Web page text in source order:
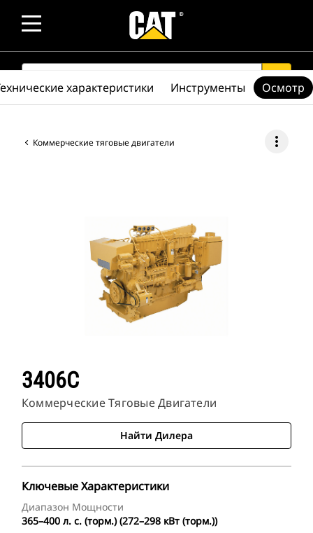
SEARCH search
Коммерческие тяговые двигатели more_vert
3406C
Коммерческие Тяговые Двигатели
Найти Дилера
Ключевые Характеристики
Диапазон Мощности
365–400 л. с. (торм.) (272–298 кВт (торм.))
характеристики Инструменты Осмотр